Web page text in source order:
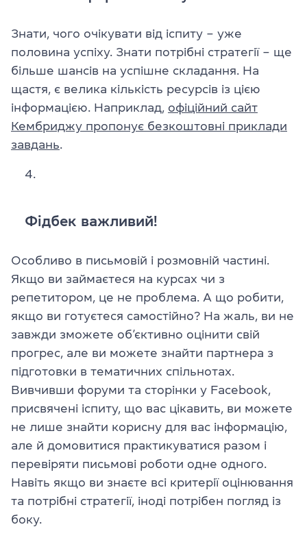
Знати, чого очікувати від іспиту – уже
половина успіху. Знати потрібні стратегії – ще
більше шансів на успішне складання. На
щастя, є велика кількість ресурсів із цією
інформацією. Наприклад, офіційний сайт
Кембриджу пропонує безкоштовні приклади
завдань.
Фідбек важливий!
Особливо в письмовій і розмовній частині.
Якщо ви займаєтеся на курсах чи з
репетитором, це не проблема. А що робити,
якщо ви готуєтеся самостійно? На жаль, ви не
завжди зможете об’єктивно оцінити свій
прогрес, але ви можете знайти партнера з
підготовки в тематичних спільнотах.
Вивчивши форуми та сторінки у Facebook,
присвячені іспиту, що вас цікавить, ви можете
не лише знайти корисну для вас інформацію,
але й домовитися практикуватися разом і
перевіряти письмові роботи одне одного.
Навіть якщо ви знаєте всі критерії оцінювання
та потрібні стратегії, іноді потрібен погляд із
боку.